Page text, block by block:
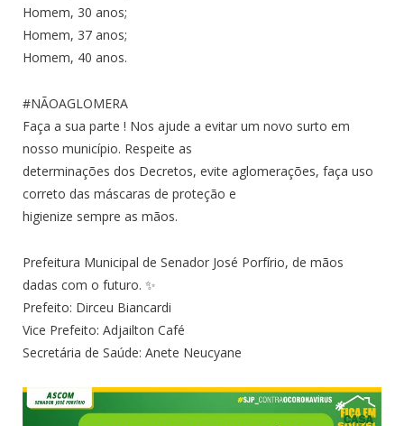
Homem, 30 anos;
Homem, 37 anos;
Homem, 40 anos.
#NÃOAGLOMERA
Faça a sua parte ! Nos ajude a evitar um novo surto em
nosso município. Respeite as
determinações dos Decretos, evite aglomerações, faça uso
correto das máscaras de proteção e
higienize sempre as mãos.
Prefeitura Municipal de Senador José Porfírio, de mãos
dadas com o futuro. ✨
Prefeito: Dirceu Biancardi
Vice Prefeito: Adjailton Café
Secretária de Saúde: Anete Neucyane